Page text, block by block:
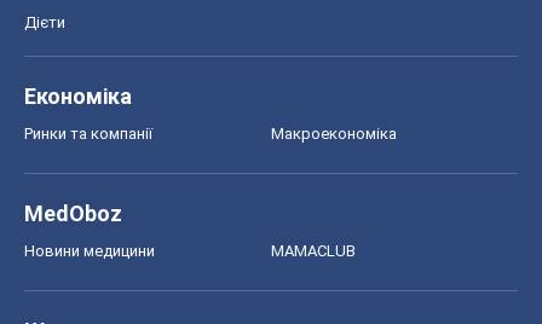
Дієти
Економіка
Ринки та компанії Макроекономіка
MedOboz
Новини медицини MAMACLUB